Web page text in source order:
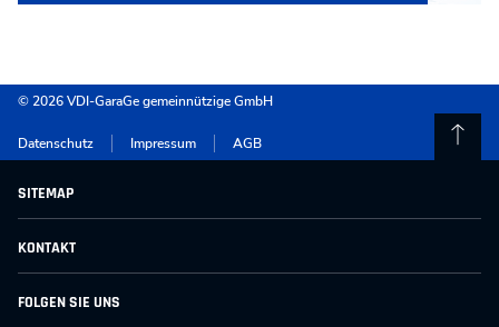
© 2026 VDI-GaraGe gemeinnützige GmbH
Datenschutz Impressum AGB
SITEMAP
für Eltern & Familien
Vermietung
KONTAKT
Karl-Heine-Str. 97
FOLGEN SIE UNS